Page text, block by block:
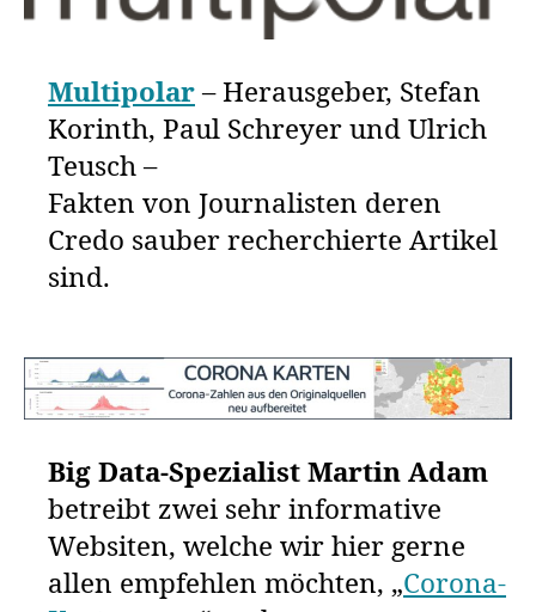
Multipolar– Herausgeber, Stefan
Korinth, Paul Schreyer und Ulrich
Teusch –
Fakten von Journalisten deren
Credo sauber recherchierte Artikel
sind.
Big Data-Spezialist Martin Adam
betreibt zwei sehr informative
Websiten, welche wir hier gerne
allen empfehlen möchten, „Corona-